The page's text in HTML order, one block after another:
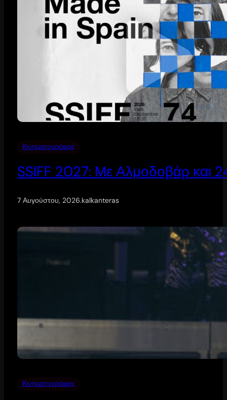
Κινηματογράφος
SSIFF 2027: Με Αλμοδοβάρ και 24
7 Αυγούστου, 2026.kalkanteras
Κινηματογράφος